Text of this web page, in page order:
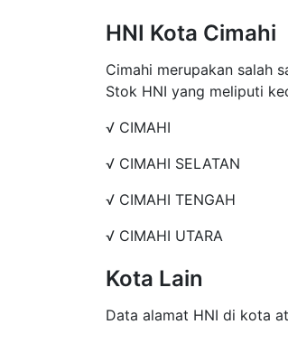
HNI Kota Cimahi
Cimahi merupakan salah
Stok HNI yang meliputi
√ CIMAHI
√ CIMAHI SELATAN
√ CIMAHI TENGAH
√ CIMAHI UTARA
Kota Lain
Data alamat HNI di kota